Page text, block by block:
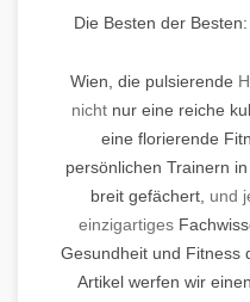
Die Besten der
Wien, die pulsierende
nicht nur eine reiche
eine florierende
persönlichen Trainern
breit gefächert, und
einzigartiges
Gesundheit und Fitness
Artikel werfen wir